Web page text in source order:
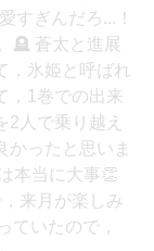
すぎんだろ...！
🪦 蒼太と進展
，氷姫と呼ばれ
，1巻での出来
2人で乗り越え
かったと思いま
本当に大事👏
来月が楽しみ
ていたので，